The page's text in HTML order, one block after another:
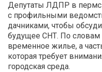
Депутаты ЛДПР в
с профильными
дачниками, чтобы
будущее СНТ. По словам
временное жилье, а
которая требует
городская среда.